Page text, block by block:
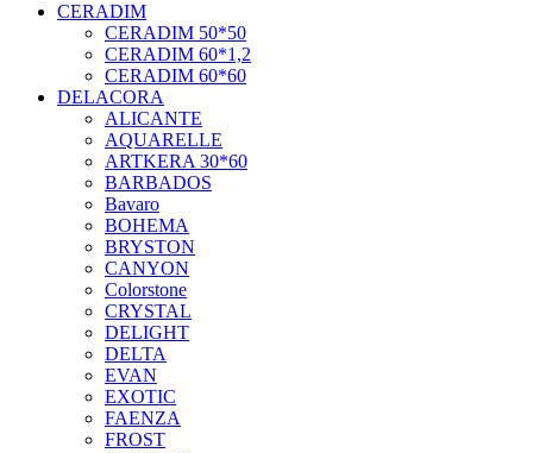
CERADIM
CERADIM 50*50
CERADIM 60*1,2
CERADIM 60*60
DELACORA
ALICANTE
AQUARELLE
ARTKERA 30*60
BARBADOS
Bavaro
BOHEMA
BRYSTON
CANYON
Colorstone
CRYSTAL
DELIGHT
DELTA
EVAN
EXOTIC
FAENZA
FROST